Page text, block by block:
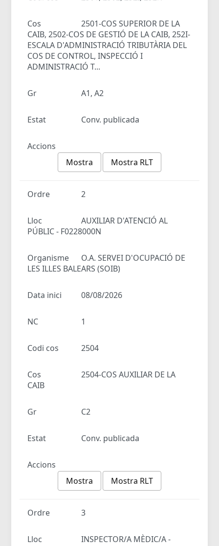
Cos
2501-COS SUPERIOR DE LA
CAIB, 2502-COS DE GESTIÓ DE LA CAIB, 252I-
ESCALA D'ADMINISTRACIÓ TRIBUTÀRIA DEL
COS DE CONTROL, INSPECCIÓ I
ADMINISTRACIÓ T...
Gr A1, A2
Estat Conv. publicada
Accions
Mostra
Mostra RLT
Ordre 2
Lloc
AUXILIAR D'ATENCIÓ AL
PÚBLIC - F0228000N
Organisme
O.A. SERVEI D'OCUPACIÓ DE
LES ILLES BALEARS (SOIB)
Data inici 08/08/2026
NC 1
Codi cos 2504
Cos
2504-COS AUXILIAR DE LA
CAIB
Gr C2
Estat Conv. publicada
Accions
Mostra
Mostra RLT
Ordre 3
Lloc
INSPECTOR/A MÈDIC/A -